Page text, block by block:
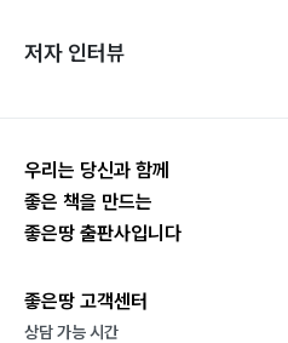
저자 인터뷰
우리는 당신과 함께
좋은 책을 만드는
좋은땅 출판사입니다
좋은땅 고객센터
상담 가능 시간